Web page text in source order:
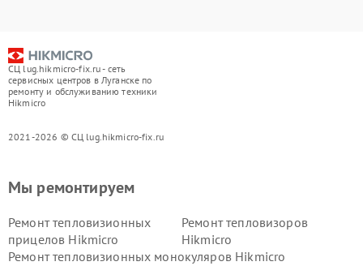
СЦ lug.hikmicro-fix.ru - сеть
сервисных центров в Луганске по
ремонту и обслуживанию техники
Hikmicro
2021-2026 © СЦ lug.hikmicro-fix.ru
Мы ремонтируем
Ремонт тепловизионных
прицелов Hikmicro
Ремонт тепловизоров
Hikmicro
Ремонт тепловизионных монокуляров Hikmicro